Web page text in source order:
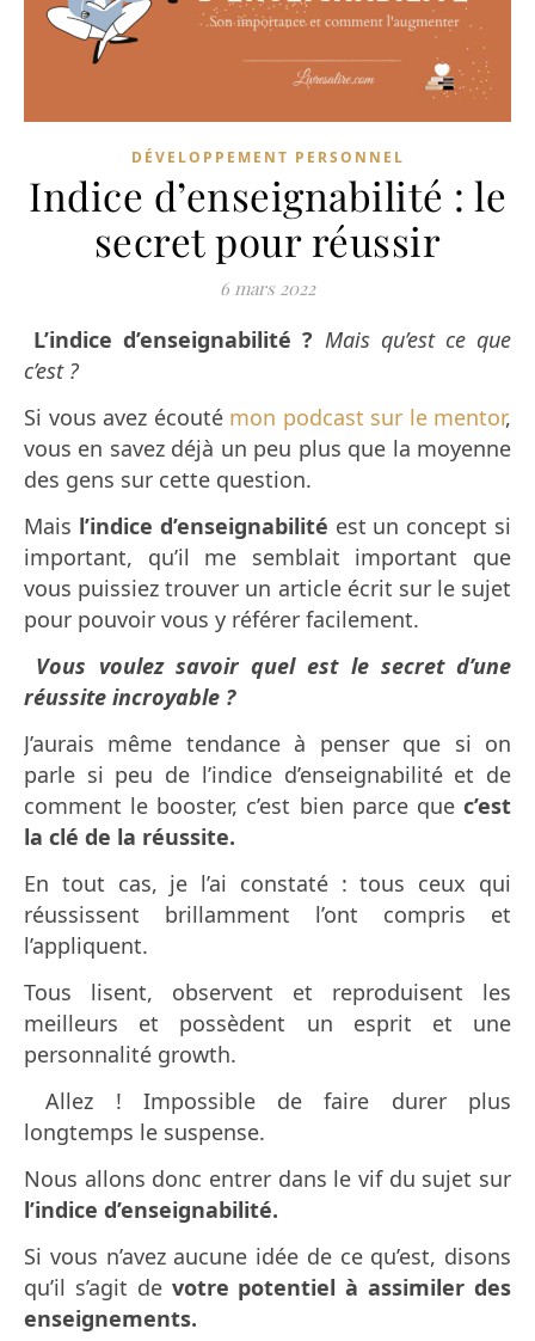
DÉVELOPPEMENT PERSONNEL
Indice d’enseignabilité : le
secret pour réussir
6 mars 2022
L’indice d’enseignabilité ? Mais qu’est ce que
c’est ?
Si vous avez écouté mon podcast sur le mentor,
vous en savez déjà un peu plus que la moyenne
des gens sur cette question.
Mais l’indice d’enseignabilité est un concept si
important, qu’il me semblait important que
vous puissiez trouver un article écrit sur le sujet
pour pouvoir vous y référer facilement.
Vous voulez savoir quel est le secret d’une
réussite incroyable ?
J’aurais même tendance à penser que si on
parle si peu de l’indice d’enseignabilité et de
comment le booster, c’est bien parce que c’est
la clé de la réussite.
En tout cas, je l’ai constaté : tous ceux qui
réussissent brillamment l’ont compris et
l’appliquent.
Tous lisent, observent et reproduisent les
meilleurs et possèdent un esprit et une
personnalité growth.
Allez ! Impossible de faire durer plus
longtemps le suspense.
Nous allons donc entrer dans le vif du sujet sur
l’indice d’enseignabilité.
Si vous n’avez aucune idée de ce qu’est, disons
qu’il s’agit de votre potentiel à assimiler des
enseignements.